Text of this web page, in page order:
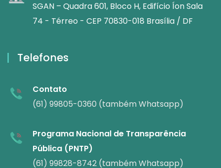
SGAN – Quadra 601, Bloco H, Edifício Íon Sala
74 - Térreo - CEP 70830-018 Brasília / DF
Telefones
Contato
(61) 99805-0360 (também Whatsapp)
Programa Nacional de Transparência
Pública (PNTP)
(61) 99828-8742 (também Whatsapp)